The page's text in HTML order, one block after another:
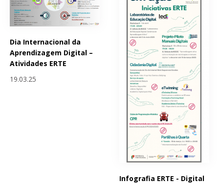
Dia Internacional da
Aprendizagem Digital –
Atividades ERTE
19.03.25
Infografia ERTE - Digital